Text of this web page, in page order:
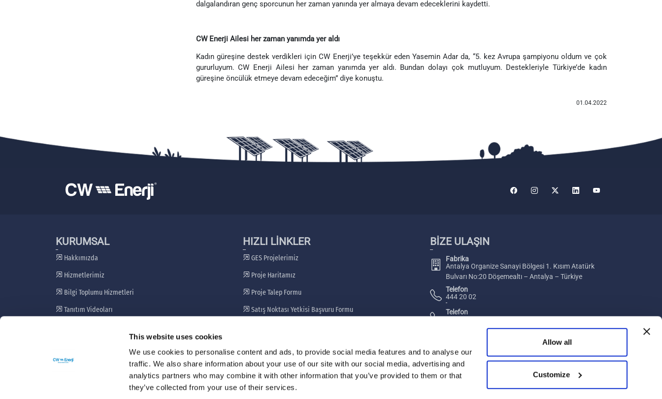
This website uses cookies
We use cookies to personalise content and ads, to provide social media features and to analyse our
traffic. We also share information about your use of our site with our social media, advertising and
analytics partners who may combine it with other information that you’ve provided to them or that
they’ve collected from your use of their services.
Allow all
Customize
dalgalandıran genç sporcunun her zaman yanında yer almaya devam edeceklerini kaydetti.
CW Enerji Ailesi her zaman yanımda yer aldı
Kadın güreşine destek verdikleri için CW Enerji’ye teşekkür eden Yasemin Adar da, “5. kez Avrupa şampiyonu oldum ve çok
gururluyum. CW Enerji Ailesi her zaman yanımda yer aldı. Bundan dolayı çok mutluyum. Destekleriyle Türkiye’de kadın
güreşine öncülük etmeye devam edeceğim” diye konuştu.
01.04.2022
KURUMSAL
Hakkımızda
Hizmetlerimiz
Bilgi Toplumu Hizmetleri
Tanıtım Videoları
HIZLI LİNKLER
GES Projelerimiz
Proje Haritamız
Proje Talep Formu
Satış Noktası Yetkisi Başvuru Formu
BİZE ULAŞIN
Fabrika
Antalya Organize Sanayi Bölgesi 1. Kısım Atatürk
Bulvarı No:20 Döşemealtı – Antalya – Türkiye
Telefon
444 20 02
Telefon
+ 90 242 229 00 54
+ 90 242 229 00 74
E-posta
[email protected]
Merhaba, size nasıl yardımcı